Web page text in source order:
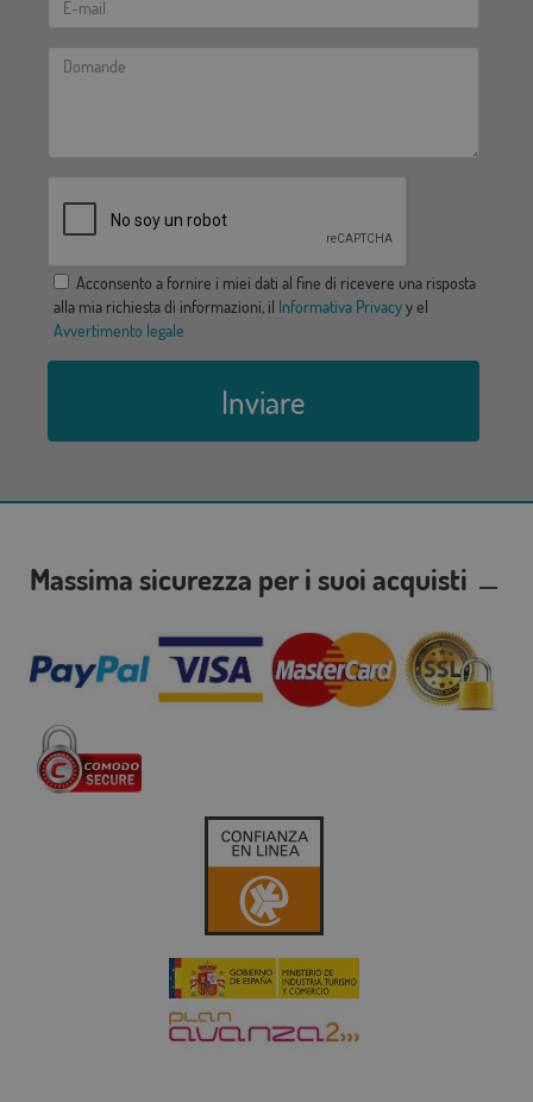
Acconsento a fornire i miei dati al fine di ricevere una risposta
alla mia richiesta di informazioni, il Informativa Privacyy el
Avvertimento legale
Inviare
Massima sicurezza per i suoi acquisti